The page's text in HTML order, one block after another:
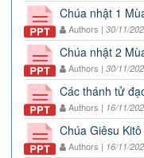
Chúa nhật 1
Authors | 30/11/
Chúa nhật 2
Authors | 30/11/
Các thánh tử
Authors | 16/11/
Chúa Giêsu
Authors | 16/11/